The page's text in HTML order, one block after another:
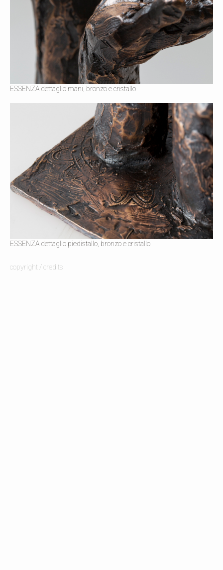
ESSENZA dettaglio mani, bronzo e cristallo
ESSENZA dettaglio piedistallo, bronzo e cristallo
copyright / credits